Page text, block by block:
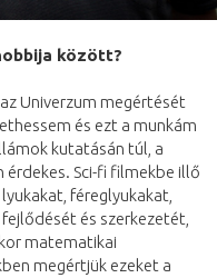
között?
Univerzum megértését
és ezt a munkám
kutatásán túl, a
Sci-fi filmekbe illő
féreglyukakat,
és szerkezetét,
matematikai
megértjük ezeket a